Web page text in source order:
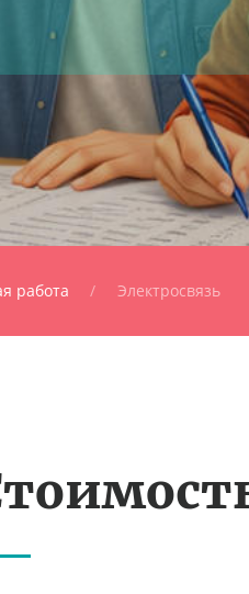
работа Электросвязь